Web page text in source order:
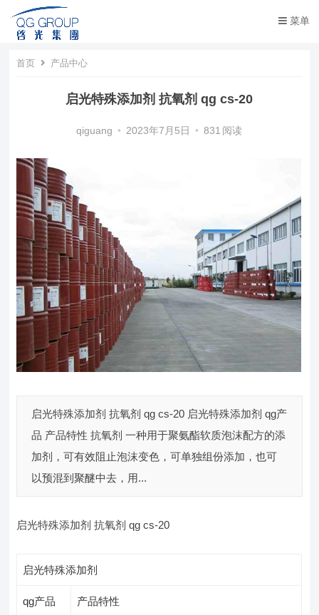
菜单
首页 产品中心
启光特殊添加剂 抗氧剂 qg cs-20
qiguang • 2023年7月5日 • 831 阅读
启光特殊添加剂 抗氧剂 qg cs-20 启光特殊添加剂 qg产
品 产品特性 抗氧剂 一种用于聚氨酯软质泡沫配方的添
加剂，可有效阻止泡沫变色，可单独组份添加，也可
以预混到聚醚中去，用...
启光特殊添加剂 抗氧剂 qg cs-20
启光特殊添加剂
qg产品 产品特性